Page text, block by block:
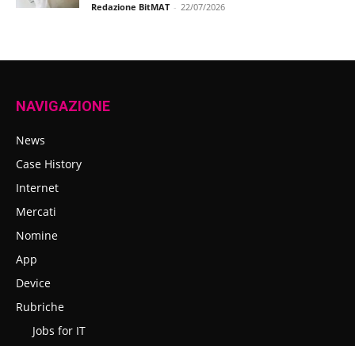
Redazione BitMAT - 22/07/2026
NAVIGAZIONE
News
Case History
Internet
Mercati
Nomine
App
Device
Rubriche
Jobs for IT